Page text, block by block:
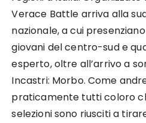
Verace Battle arriva alla
nazionale, a cui
giovani del centro-sud e
esperto, oltre all’arrivo a
Incastri: Morbo. Come
praticamente tutti coloro
selezioni sono riusciti a